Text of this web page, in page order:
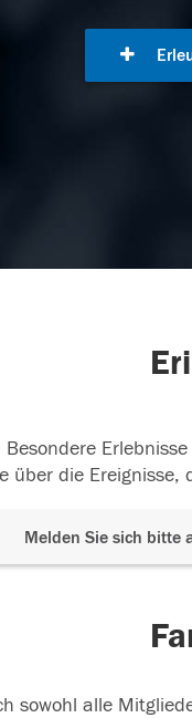
Besondere
über die
Melden Sie sich bitte
sowohl alle